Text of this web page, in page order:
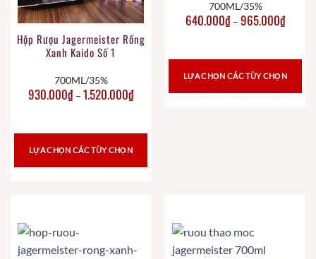
Hộp Rượu Jagermeister Rồng
Xanh Kaido Số 1
700ML/35%
930.000₫ – 1.520.000₫
LỰA CHỌN CÁC TÙY CHỌN
700ML/35%
640.000₫ – 965.000₫
LỰA CHỌN CÁC TÙY CHỌN